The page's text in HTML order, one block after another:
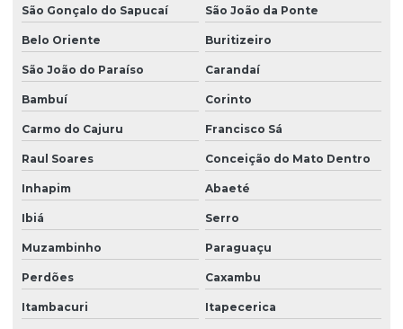
São Gonçalo do Sapucaí São João da Ponte
Belo Oriente Buritizeiro
São João do Paraíso Carandaí
Bambuí Corinto
Carmo do Cajuru Francisco Sá
Raul Soares Conceição do Mato Dentro
Inhapim Abaeté
Ibiá Serro
Muzambinho Paraguaçu
Perdões Caxambu
Itambacuri Itapecerica